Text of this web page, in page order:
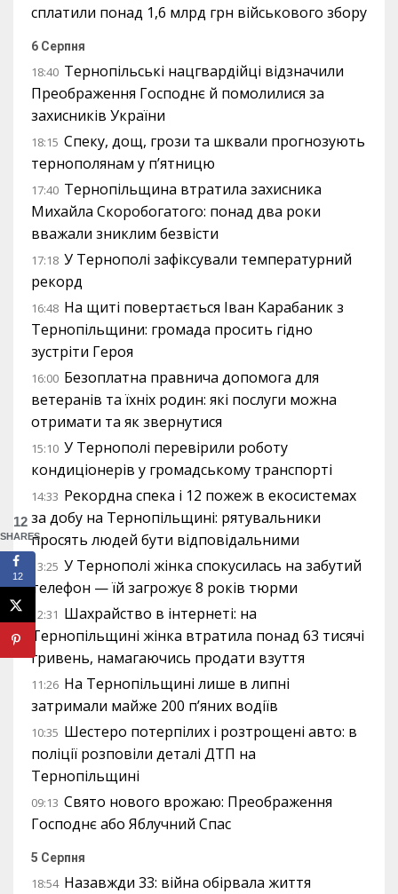
сплатили понад 1,6 млрд грн військового збору
6 Серпня
18:40 Тернопільські нацгвардійці відзначили
Преображення Господнє й помолилися за
захисників України
18:15 Спеку, дощ, грози та шквали прогнозують
тернополянам у п’ятницю
17:40 Тернопільщина втратила захисника
Михайла Скоробогатого: понад два роки
вважали зниклим безвісти
17:18 У Тернополі зафіксували температурний
рекорд
16:48 На щиті повертається Іван Карабаник з
Тернопільщини: громада просить гідно
зустріти Героя
16:00 Безоплатна правнича допомога для
ветеранів та їхніх родин: які послуги можна
отримати та як звернутися
15:10 У Тернополі перевірили роботу
кондиціонерів у громадському транспорті
14:33 Рекордна спека і 12 пожеж в екосистемах
за добу на Тернопільщині: рятувальники
просять людей бути відповідальними
13:25 У Тернополі жінка спокусилась на забутий
телефон — їй загрожує 8 років тюрми
12:31 Шахрайство в інтернеті: на
Тернопільщині жінка втратила понад 63 тисячі
гривень, намагаючись продати взуття
11:26 На Тернопільщині лише в липні
затримали майже 200 п’яних водіїв
10:35 Шестеро потерпілих і розтрощені авто: в
поліції розповіли деталі ДТП на
Тернопільщині
09:13 Свято нового врожаю: Преображення
Господнє або Яблучний Спас
5 Серпня
18:54 Назавжди 33: війна обірвала життя
12
SHARES
12